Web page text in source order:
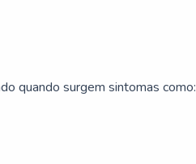
quando surgem sintomas como: